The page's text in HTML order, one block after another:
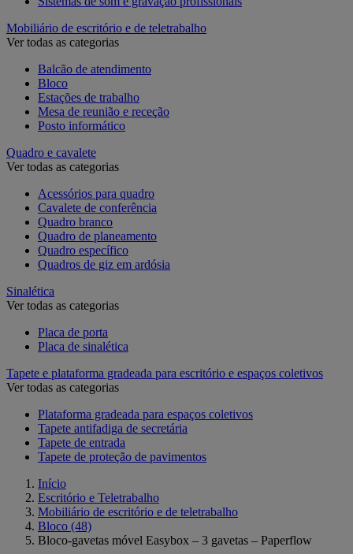
Mobiliário de escritório e de teletrabalho
Ver todas as categorias
Balcão de atendimento
Bloco
Estações de trabalho
Mesa de reunião e receção
Posto informático
Quadro e cavalete
Ver todas as categorias
Acessórios para quadro
Cavalete de conferência
Quadro branco
Quadro de planeamento
Quadro específico
Quadros de giz em ardósia
Sinalética
Ver todas as categorias
Placa de porta
Placa de sinalética
Tapete e plataforma gradeada para escritório e espaços coletivos
Ver todas as categorias
Plataforma gradeada para espaços coletivos
Tapete antifadiga de secretária
Tapete de entrada
Tapete de proteção de pavimentos
Início
Escritório e Teletrabalho
Mobiliário de escritório e de teletrabalho
Bloco (48)
Bloco-gavetas móvel Easybox – 3 gavetas – Paperflow